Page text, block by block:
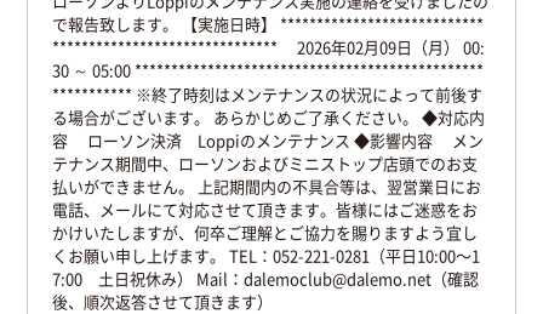
で報告致します。
【実施日時】
****************************
******************************* 2026年02月09日（月） 00:
30 ～ 05:00 ************************************************
*********** ※終了時刻はメンテナンスの状況によって前後す
る場合がございます。
あらかじめご了承ください。 ◆対応内
容 ローソン決済 Loppiのメンテナンス ◆影響内容 メン
テナンス期間中、ローソンおよびミニストップ店頭でのお支
払いができません。
上記期間内の不具合等は、翌営業日にお
電話、メールにて対応させて頂きます。皆様にはご迷惑をお
かけいたしますが、何卒ご理解とご協力を賜りますよう宜し
くお願い申し上げます。 TEL：052-221-0281（平日10:00〜1
7:00 土日祝休み）
Mail：dalemoclub@dalemo.net（確認
後、順次返答させて頂きます）